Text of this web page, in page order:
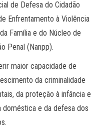
de Defesa do Cidadão
Enfrentamento à Violência
Família e do Núcleo de
Penal (Nanpp).
maior capacidade de
da criminalidade
da proteção à infância e
doméstica e da defesa dos